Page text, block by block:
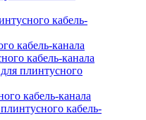
кабель-
кабель-канала
кабель-канала
плинтусного
кабель-канала
кабель-